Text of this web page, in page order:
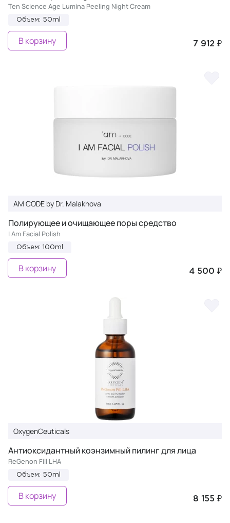
Ten Science Age Lumina Peeling Night Cream
Объем: 50ml
7 912 ₽
В корзину
AM CODE by Dr. Malakhova
Полирующее и очищающее поры средство
I Am Facial Polish
Объем: 100ml
4 500 ₽
В корзину
OxygenCeuticals
Антиоксидантный коэнзимный пилинг для лица
ReGenon Fill LHA
Объем: 50ml
8 155 ₽
В корзину